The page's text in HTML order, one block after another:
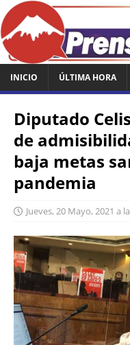
INICIO ÚLTIMA HORA
Diputado
de
baja metas
pandemia
Jueves, 20 Mayo, 2021 a